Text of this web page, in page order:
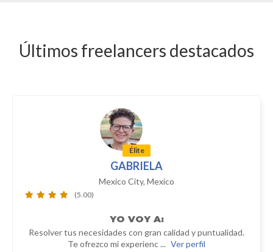
Últimos freelancers destacados
Élite
GABRIELA
Mexico City, Mexico
(5.00)
YO VOY A:
Resolver tus necesidades con gran calidad y puntualidad.
Te ofrezco mi experienc ... Ver perfil